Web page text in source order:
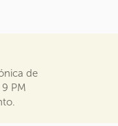
de
PM